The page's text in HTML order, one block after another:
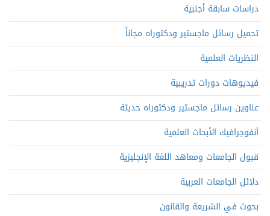
دراسات سابقة أجنبية
تحميل رسائل ماجستير ودكتوراه مجاناً
النظريات العلمية
فيديوهات دورات تدريبية
عناوين رسائل ماجستير ودكتوراه حديثة
أنفوجرافيك الأبحاث العلمية
قبول الجامعات ومعاهد اللغة الإنجليزية
دلائل الجامعات العربية
بحوث في الشريعة والقانون